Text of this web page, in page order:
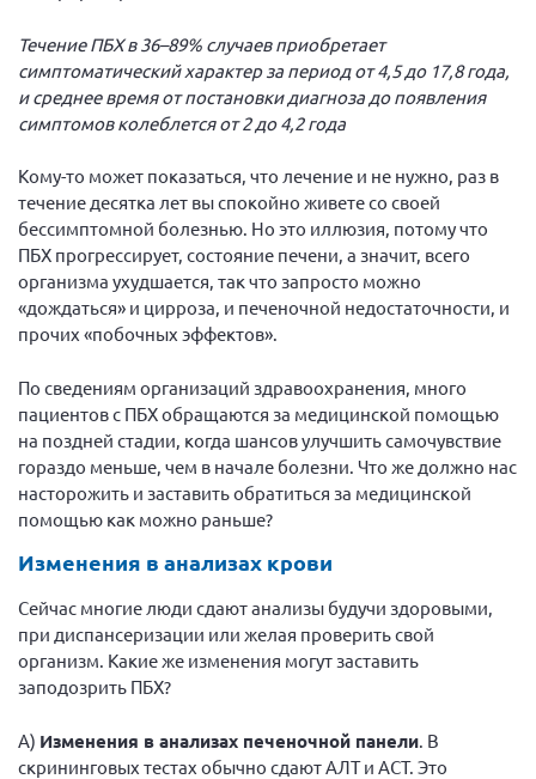
Течение ПБХ в 36–89% случаев приобретает
симптоматический характер за период от 4,5 до 17,8 года,
и среднее время от постановки диагноза до появления
симптомов колеблется от 2 до 4,2 года
Кому-то может показаться, что лечение и не нужно, раз в
течение десятка лет вы спокойно живете со своей
бессимптомной болезнью. Но это иллюзия, потому что
ПБХ прогрессирует, состояние печени, а значит, всего
организма ухудшается, так что запросто можно
«дождаться» и цирроза, и печеночной недостаточности, и
прочих «побочных эффектов».
По сведениям организаций здравоохранения, много
пациентов с ПБХ обращаются за медицинской помощью
на поздней стадии, когда шансов улучшить самочувствие
гораздо меньше, чем в начале болезни. Что же должно нас
насторожить и заставить обратиться за медицинской
помощью как можно раньше?
Изменения в анализах крови
Сейчас многие люди сдают анализы будучи здоровыми,
при диспансеризации или желая проверить свой
организм. Какие же изменения могут заставить
заподозрить ПБХ?
А) Изменения в анализах печеночной панели. В
скрининговых тестах обычно сдают АЛТ и АСТ. Это